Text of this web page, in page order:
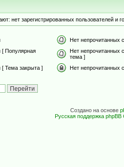
нет зарегистрированных пользователей и
Нет непрочитанных
[ Популярная
Нет непрочитанных
тема ]
Тема закрыта ]
Нет непрочитанных
Создано на основе
Русская поддержка phpBB